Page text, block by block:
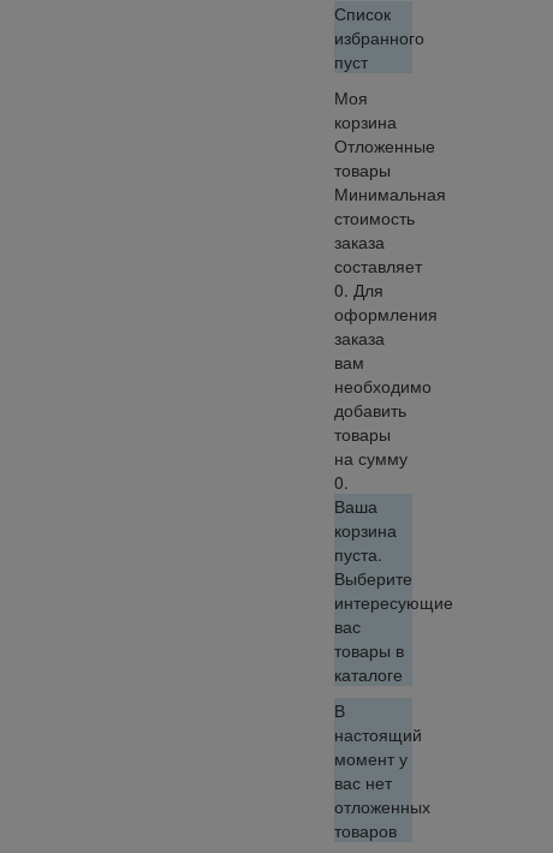
Список
избранного
пуст
Моя
корзина
Отложенные
товары
Минимальная
стоимость
заказа
составляет
0. Для
оформления
заказа
вам
необходимо
добавить
товары
на сумму
0.
Ваша
корзина
пуста.
Выберите
интересующие
вас
товары в
каталоге
В
настоящий
момент у
вас нет
отложенных
товаров